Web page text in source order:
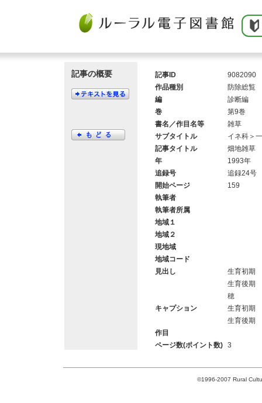
記事の概要 記事ID
9082090
作品種別
防除総覧
編
診断編
巻
第9巻
書名／作目名等
雑草
サブタイトル
イネ科＞
記事タイトル
畑地雑草
年
1993年
追録号
追録24号
開始ページ
159
執筆者
執筆者所属
地域１
地域２
現地域
地域コード
見出し
生育初期
生育後期
穂
キャプション
生育初期
生育後期
作目
ページ数(ポイント数)
3
©1996-2007 Rural